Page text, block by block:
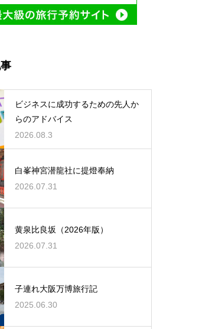
ビジネスに成功するための先人か
らのアドバイス
2026.08.3
白峯神宮潜龍社に提燈奉納
2026.07.31
黄泉比良坂（2026年版）
2026.07.31
子連れ大阪万博旅行記
2025.06.30